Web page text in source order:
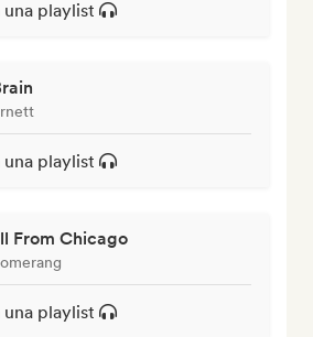
playlist
playlist
From Chicago
playlist